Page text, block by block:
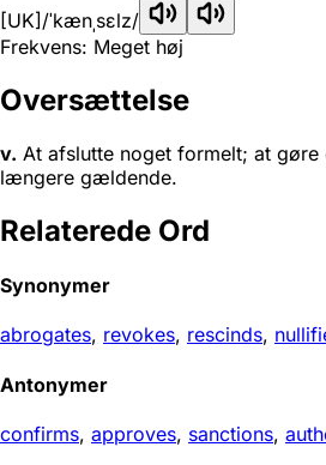
[UK] /ˈkænˌsɛlz/
Frekvens: Meget høj
Oversættelse
v. At afslutte noget formelt; at
længere gældende.
Relaterede Ord
Synonymer
abrogates, revokes, rescinds,
Antonymer
confirms, approves, sanctions,